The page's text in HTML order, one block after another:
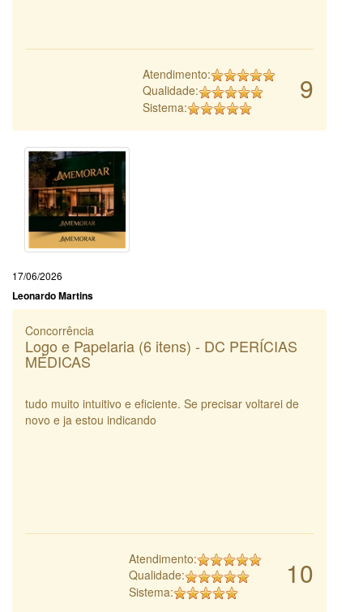
9
Atendimento:
Qualidade:
Sistema:
17/06/2026
Leonardo Martins
Concorrência
Logo e Papelaria (6 itens) - DC PERÍCIAS
MÉDICAS
tudo muito intuitivo e eficiente. Se precisar voltarei de
novo e ja estou indicando
10
Atendimento:
Qualidade:
Sistema: